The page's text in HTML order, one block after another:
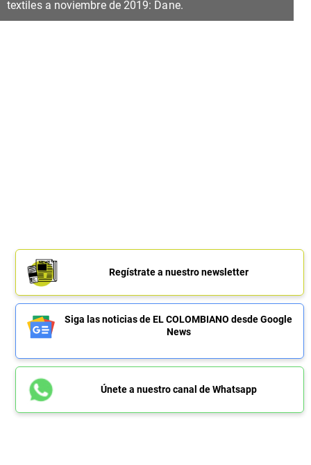
textiles a noviembre de 2019: Dane.
Regístrate a nuestro newsletter
Siga las noticias de EL COLOMBIANO desde Google
News
Únete a nuestro canal de Whatsapp